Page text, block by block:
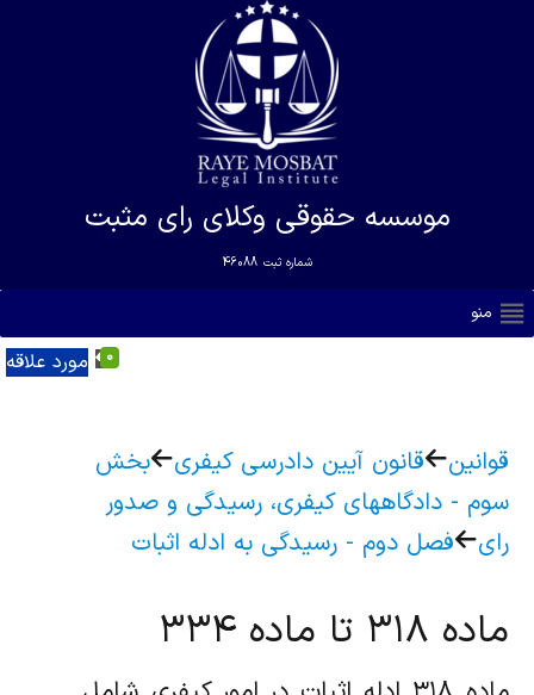
موسسه حقوقی وکلای رای مثبت
شماره ثبت 46088
منو
مورد علاقه 0
قوانین قانون آیین دادرسی کیفری
بخش
سوم - دادگاههای کیفری، رسیدگی و صدور
رای
فصل دوم - رسیدگی به ادله اثبات
ماده ۳۱۸ تا ماده ۳۳۴